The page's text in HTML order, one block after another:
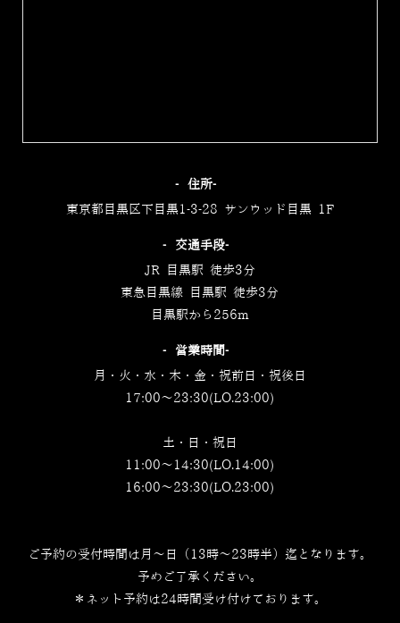
‐住所‐
東京都目黒区下目黒1-3-28 サンウッド目黒 1F
‐交通手段‐
JR 目黒駅 徒歩3分
東急目黒線 目黒駅 徒歩3分
目黒駅から256m
‐営業時間‐
月・火・水・木・金・祝前日・祝後日
17:00～23:30(LO.23:00)
土・日・祝日
11:00～14:30(LO.14:00)
16:00～23:30(LO.23:00)
ご予約の受付時間は月～日（13時～23時半）迄となります。
予めご了承ください。
＊ネット予約は24時間受け付けております。